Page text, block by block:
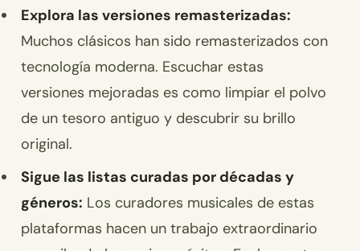
Explora las versiones remasterizadas:
Muchos clásicos han sido remasterizados con
tecnología moderna. Escuchar estas
versiones mejoradas es como limpiar el polvo
de un tesoro antiguo y descubrir su brillo
original.
Sigue las listas curadas por décadas y
géneros: Los curadores musicales de estas
plataformas hacen un trabajo extraordinario